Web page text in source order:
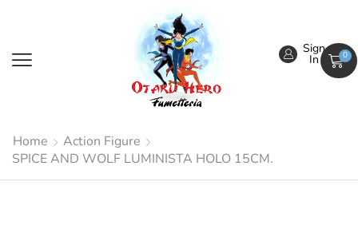
Sign
In 0
Home
Action Figure
SPICE AND WOLF LUMINISTA HOLO 15CM.